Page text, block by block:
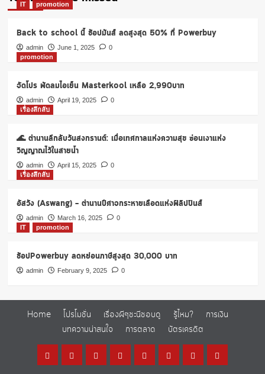
ท็อปส์
“ช็อป
ปุ๊บ
รับ
สินค้า
26
ส.ค.
22
ก.ย.
2563
IT promotion
Back to school นี้ ช้อปมันส์ ลดสูงสุด 50% ที่ Powerbuy
admin June 1, 2025
0
promotion
จัดโปร พัดลมไอเย็น Masterkool เหลือ 2,990บาท
admin April 19, 2025
0
เรื่องลึกลับ
🌊 ตำนานลึกลับวันสงกรานต์: เมื่อเทศกาลแห่งความสุข ซ่อนเงาแห่ง
วิญญาณไว้ในสายน้ำ
admin April 15, 2025
0
เรื่องลึกลับ
อัสวัง (Aswang) – ตำนานปีศาจกระหายเลือดแห่งฟิลิปปินส์
admin March 16, 2025
0
IT
promotion
ช้อปPowerbuy ลดหย่อนภาษีสูงสุด 30,000 บาท
admin February 9, 2025 0
Home โปรโมชั่น เรื่องผีๆชะนีชอบดู รู้ไหม?
การเงิน
บทความน่าสนใจ
การตลาด บัตรเครดิต
Home โปร เรื่อง รู้ การ บทความการ บัตร